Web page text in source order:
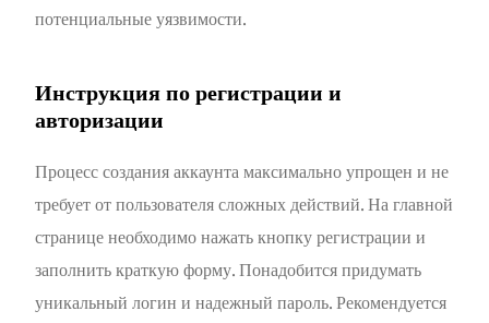
потенциальные уязвимости.
Инструкция по регистрации и
авторизации
Процесс создания аккаунта максимально упрощен и не
требует от пользователя сложных действий. На главной
странице необходимо нажать кнопку регистрации и
заполнить краткую форму. Понадобится придумать
уникальный логин и надежный пароль. Рекомендуется